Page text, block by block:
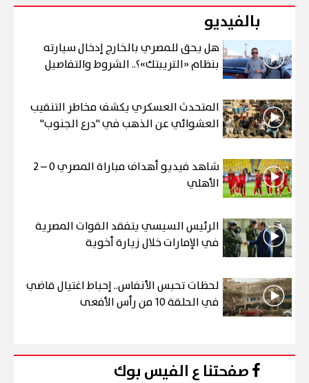
بالفيديو
هل يحق للمصري بالخارج إدخال سيارته
بنظام «التريبتك»؟.. الشروط والتفاصيل
المتحدث العسكري يكشف مخاطر التنقيب
العشوائي عن الذهب في "درع الجنوب"
شاهد فيديو أهداف مباراة المصري 0 – 2
الأهلي
الرئيس السيسي يتفقد القوات المصرية
في الإمارات خلال زيارة أخوية
لحظات تحبس الأنفاس.. إحباط اغتيال قاضي
في الحلقة 10 من رأس الأفعى
صفحتنا ع الفيس بوك